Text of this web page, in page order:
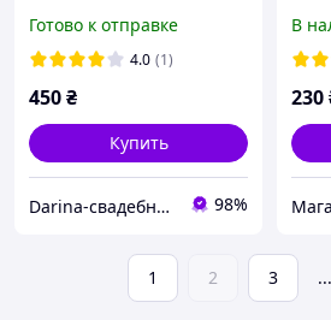
Готово к отправке
4.0 (1)
450₴
Купить
Darina-свадебные аксессуары для невесты 98%
В
230
1 2 3 ...